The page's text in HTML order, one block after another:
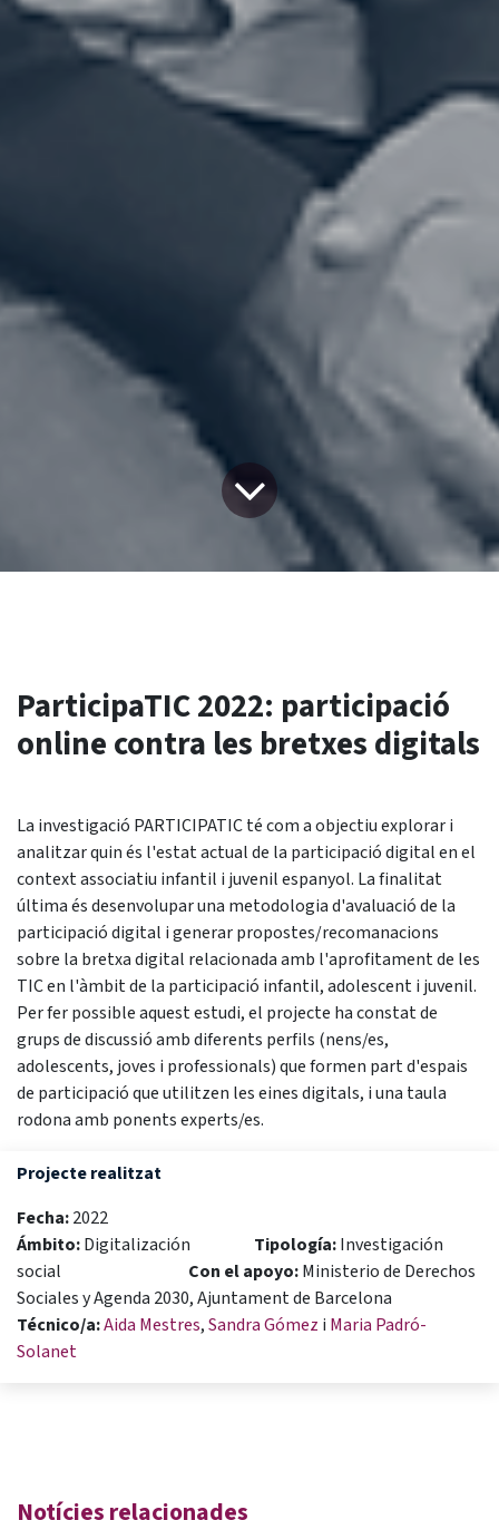
ParticipaTIC 2022: participació
online contra les bretxes digitals
La investigació PARTICIPATIC té com a objectiu explorar i
analitzar quin és l'estat actual de la participació digital en el
context associatiu infantil i juvenil espanyol. La finalitat
última és desenvolupar una metodologia d'avaluació de la
participació digital i generar propostes/recomanacions
sobre la bretxa digital relacionada amb l'aprofitament de les
TIC en l'àmbit de la participació infantil, adolescent i juvenil.
Per fer possible aquest estudi, el projecte ha constat de
grups de discussió amb diferents perfils (nens/es,
adolescents, joves i professionals) que formen part d'espais
de participació que utilitzen les eines digitals, i una taula
rodona amb ponents experts/es.
Projecte realitzat
Fecha:2022
Ámbito:Digitalización Tipología:Investigación
social Con el apoyo:Ministerio de Derechos
Sociales y Agenda 2030, Ajuntament de Barcelona
Técnico/a:Aida Mestres,Sandra Gómez i Maria Padró-
Solanet
Notícies relacionades